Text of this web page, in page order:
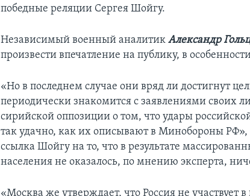
победные реляции Сергея Шойгу.
Независимый военный аналитикАлександр
произвести впечатление на публику, в
«Но в последнем случае они вряд ли достигнут
периодически знакомится с заявлениями своих
сирийской оппозиции о том, что удары
так удачно, как их описывают в Минобороны РФ»,
ссылка Шойгу на то, что в результате
населения не оказалось, по мнению эксперта,
«Москва же утверждает, что Россия не участвует